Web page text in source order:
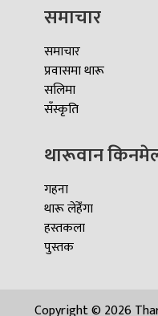
समाचार
समाचार
प्रवासमा थारू
सलिमा
सँस्कृति
थारूवान
गहना
थारू लेहेँगा
हस्तकला
पुस्तक
Copyright © 2026